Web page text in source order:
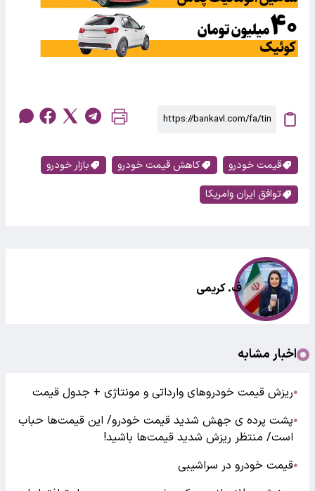
قیمت خودرو کاهش قیمت خودرو
بازار خودرو
توافق ایران وامریکا
ف. کریمی
اخبار مشابه
●ریزش قیمت خودروهای وارداتی و مونتاژی + جدول قیمت
●پشت پرده ی جهش شدید قیمت خودرو/ این قیمت‌ها حباب
است/ منتظر ریزش شدید قیمت‌ها باشید!
●قیمت خودرو در سراشیبی